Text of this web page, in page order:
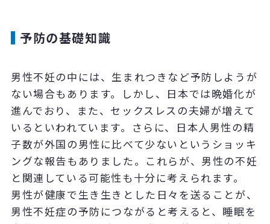
予防の基礎知識
男性不妊の中には、生まれつきなど予防しようが
ない場合もあります。しかし、日本では晩婚化が
進んでおり、また、セックスレスの夫婦が増えて
いるといわれています。さらに、日本人男性の精
子数が外国の男性に比べて少ないというショッキ
ングな報告もありました。これらが、男性の不妊
と関連している可能性も十分に考えられます。
男性が健康で生き生きとした日々を送ることが、
男性不妊症の予防につながると考えると、睡眠を